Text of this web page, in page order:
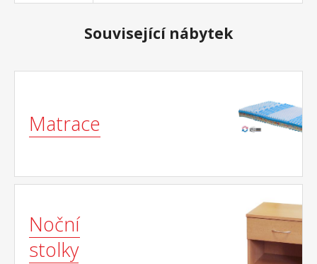
Související nábytek
Matrace
Noční
stolky